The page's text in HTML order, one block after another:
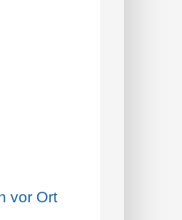
vor Ort